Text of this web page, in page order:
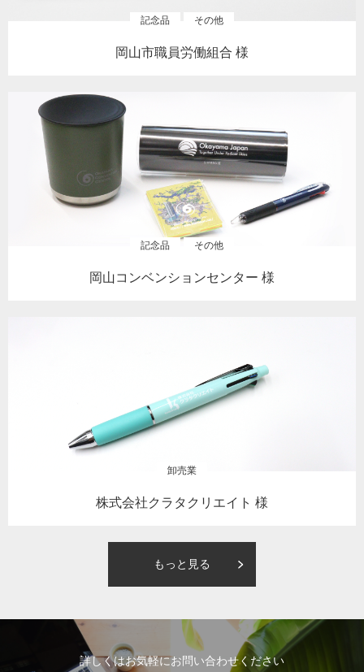
記念品 その他
岡山市職員労働組合 様
記念品 その他
岡山コンベンションセンター 様
卸売業
株式会社クラタクリエイト 様
もっと見る
詳しくはお気軽にお問い合わせください